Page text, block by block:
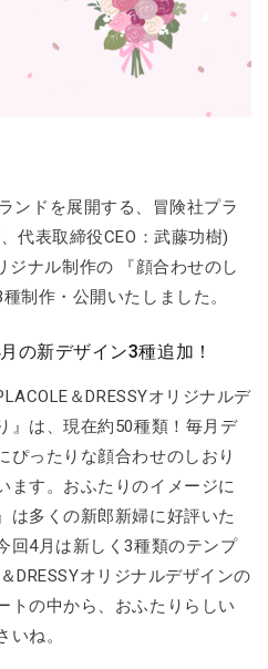
ランドを展開する、冒険社プラ
代表取締役CEO：武藤功樹)
ジナル制作の 『顔合わせのし
制作・公開いたしました。
の新デザイン3種追加！
＆DRESSYオリジナルデ
』は、現在約50種類！毎月デ
ぴったりな顔合わせのしおり
ます。おふたりのイメージに
は多くの新郎新婦に好評いた
回4月は新しく3種類のテンプ
DRESSYオリジナルデザインの
トの中から、おふたりらしい
ね。